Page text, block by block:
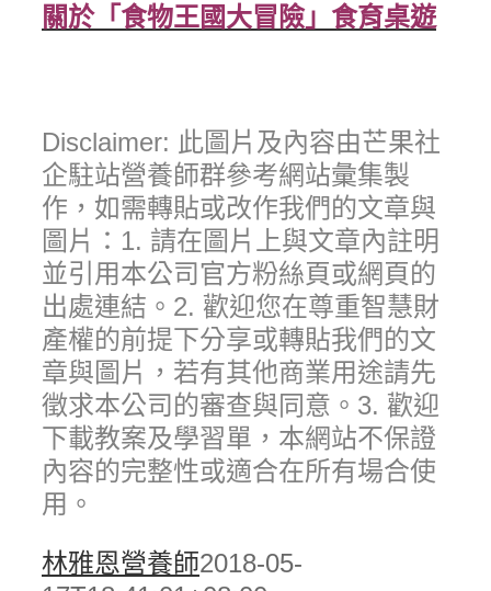
關於「食物王國大冒險」食育桌遊
Disclaimer: 此圖片及內容由芒果社
企駐站營養師群參考網站彙集製
作，如需轉貼或改作我們的文章與
圖片：1. 請在圖片上與文章內註明
並引用本公司官方粉絲頁或網頁的
出處連結。2. 歡迎您在尊重智慧財
產權的前提下分享或轉貼我們的文
章與圖片，若有其他商業用途請先
徵求本公司的審查與同意。3. 歡迎
下載教案及學習單，本網站不保證
內容的完整性或適合在所有場合使
用。
林雅恩營養師2018-05-